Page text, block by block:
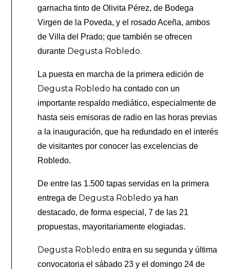
garnacha tinto de Olivita Pérez, de Bodega
Virgen de la Poveda, y el rosado Aceña, ambos
de Villa del Prado; que también se ofrecen
durante Degusta Robledo.
La puesta en marcha de la primera edición de
Degusta Robledo ha contado con un
importante respaldo mediático, especialmente de
hasta seis emisoras de radio en las horas previas
a la inauguración, que ha redundado en el interés
de visitantes por conocer las excelencias de
Robledo.
De entre las 1.500 tapas servidas en la primera
entrega de Degusta Robledoya han
destacado, de forma especial, 7 de las 21
propuestas, mayoritariamente elogiadas.
Degusta Robledoentra en su segunda y última
convocatoria el sábado 23 y el domingo 24 de